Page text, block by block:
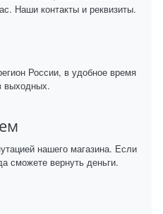
Наши контакты и реквизиты.
России, в удобное время
выходных.
нашего магазина. Если
сможете вернуть деньги.